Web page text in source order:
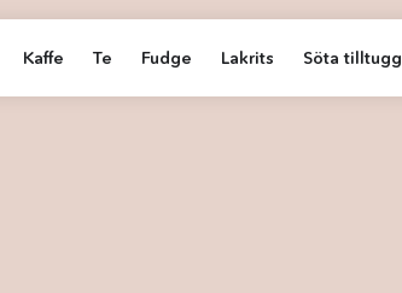
Kaffe Te Fudge Lakrits Söta tilltugg